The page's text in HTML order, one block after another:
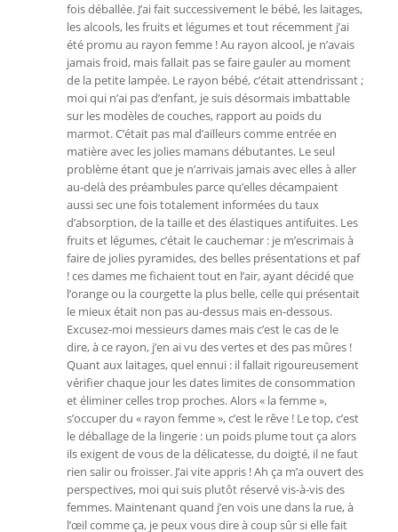
fois déballée. J’ai fait successivement le bébé, les laitages,
les alcools, les fruits et légumes et tout récemment j’ai
été promu au rayon femme ! Au rayon alcool, je n’avais
jamais froid, mais fallait pas se faire gauler au moment
de la petite lampée. Le rayon bébé, c’était attendrissant ;
moi qui n’ai pas d’enfant, je suis désormais imbattable
sur les modèles de couches, rapport au poids du
marmot. C’était pas mal d’ailleurs comme entrée en
matière avec les jolies mamans débutantes. Le seul
problème étant que je n’arrivais jamais avec elles à aller
au-delà des préambules parce qu’elles décampaient
aussi sec une fois totalement informées du taux
d’absorption, de la taille et des élastiques antifuites. Les
fruits et légumes, c’était le cauchemar : je m’escrimais à
faire de jolies pyramides, des belles présentations et paf
! ces dames me fichaient tout en l’air, ayant décidé que
l’orange ou la courgette la plus belle, celle qui présentait
le mieux était non pas au-dessus mais en-dessous.
Excusez-moi messieurs dames mais c’est le cas de le
dire, à ce rayon, j’en ai vu des vertes et des pas mûres !
Quant aux laitages, quel ennui : il fallait rigoureusement
vérifier chaque jour les dates limites de consommation
et éliminer celles trop proches. Alors « la femme »,
s’occuper du « rayon femme », c’est le rêve ! Le top, c’est
le déballage de la lingerie : un poids plume tout ça alors
ils exigent de vous de la délicatesse, du doigté, il ne faut
rien salir ou froisser. J’ai vite appris ! Ah ça m’a ouvert des
perspectives, moi qui suis plutôt réservé vis-à-vis des
femmes. Maintenant quand j’en vois une dans la rue, à
l’œil comme ça, je peux vous dire à coup sûr si elle fait